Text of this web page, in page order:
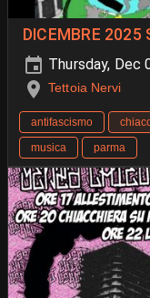
DICEMBRE 2025
Thursday, Dec
Tettoia Nervi
antifascismo
musica
parma